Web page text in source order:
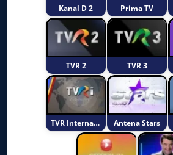
Kanal D 2 Prima TV
TVR 2 TVR 3
TVR International Antena Stars